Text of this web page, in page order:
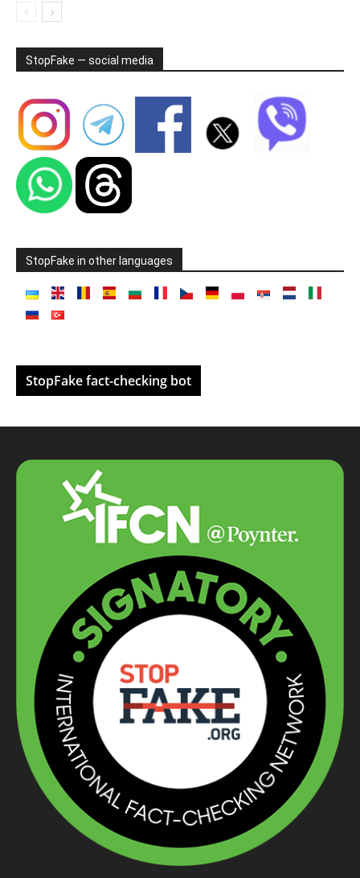
StopFake — social media
StopFake in other languages
StopFake fact-checking bot